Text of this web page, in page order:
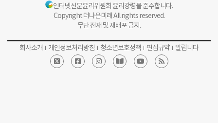
인터넷신문윤리위원회 윤리강령을 준수합니다.
Copyright 더나은미래 All rights reserved.
무단 전재 및 재배포 금지.
회사소개 개인정보처리방침 청소년보호정책 편집규약 알립니다